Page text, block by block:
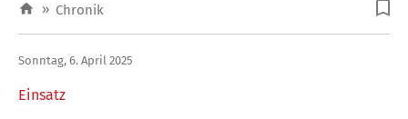
» Chronik
Einsatz
Sonntag, 6. April 2025